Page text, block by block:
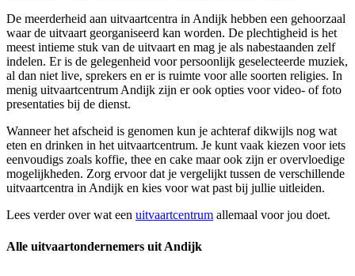
De meerderheid aan uitvaartcentra in Andijk hebben een gehoorzaal
waar de uitvaart georganiseerd kan worden. De plechtigheid is het
meest intieme stuk van de uitvaart en mag je als nabestaanden zelf
indelen. Er is de gelegenheid voor persoonlijk geselecteerde muziek,
al dan niet live, sprekers en er is ruimte voor alle soorten religies. In
menig uitvaartcentrum Andijk zijn er ook opties voor video- of foto
presentaties bij de dienst.
Wanneer het afscheid is genomen kun je achteraf dikwijls nog wat
eten en drinken in het uitvaartcentrum. Je kunt vaak kiezen voor iets
eenvoudigs zoals koffie, thee en cake maar ook zijn er overvloedige
mogelijkheden. Zorg ervoor dat je vergelijkt tussen de verschillende
uitvaartcentra in Andijk en kies voor wat past bij jullie uitleiden.
Lees verder over wat een uitvaartcentrum allemaal voor jou doet.
Alle uitvaartondernemers uit Andijk